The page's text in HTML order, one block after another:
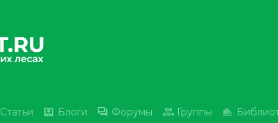
Статьи  Блоги  Форумы  Группы 